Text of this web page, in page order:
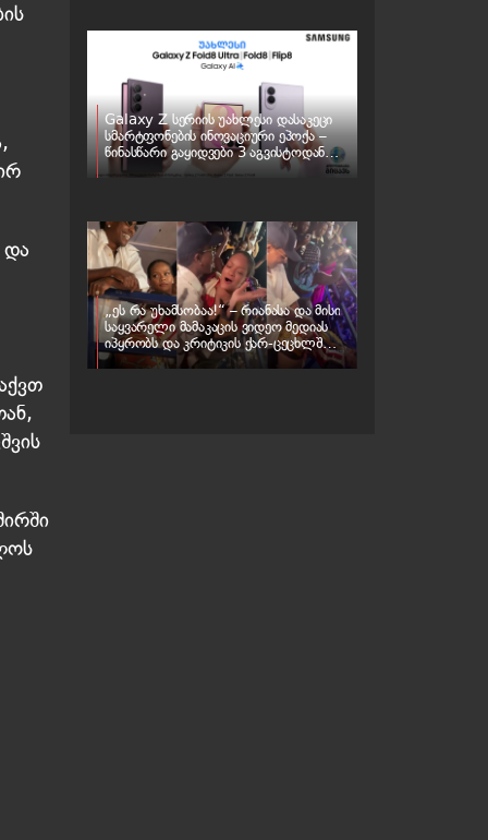
და
Galaxy Z სერიის უახლესი დასაკეცი
სმარტფონების ინოვაციური ეპოქა –
წინასწარი გაყიდვები 3 აგვისტოდან
იწყება
„ეს რა უხამსობაა!“ – რიანასა და მისი
საყვარელი მამაკაცის ვიდეო მედიას
იპყრობს და კრიტიკის ქარ-ცეცხლში
ეხვევა